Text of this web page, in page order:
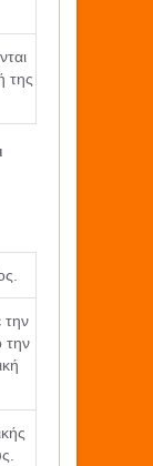
της
την
την